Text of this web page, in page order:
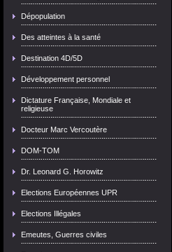
Dépopulation
Des atteintes à la santé
Destination 4D/5D
Développement personnel
Dictature Française, Mondiale et
religieuse
Docteur Marc Vercoutère
DOM-TOM
Dr. Leonard G. Horowitz
Elections Européennes UPR
Elections Illégales
Emeutes, Guerres civiles